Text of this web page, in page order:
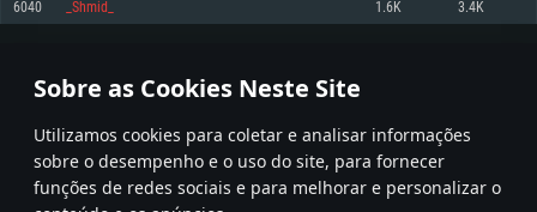
Sobre as Cookies Neste Site
Utilizamos cookies para coletar e analisar informações
sobre o desempenho e o uso do site, para fornecer
funções de redes sociais e para melhorar e personalizar o
superior, Radeon RX 570 ou superior
Disco: 75,9 GB
Network: Internet de banda larga.
Placa Gráfica: NVIDIA 1060 com os drivers mais recentes (não mais de 6
meses) / equivalentes AMD (Radeon RX 570) com os drivers mais recentes
Network: Internet de banda larga.
6040 _Shmid_ 1.6K 3.4K